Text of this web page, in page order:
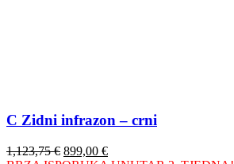
C Zidni infrazon – crni
1,123,75€ Izvorna
899,00 €Trenutna